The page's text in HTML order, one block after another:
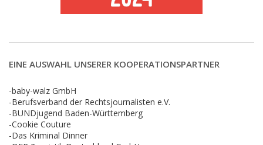
EINE AUSWAHL UNSERER KOOPERATIONSPARTNER
-baby-walz GmbH
-Berufsverband der Rechtsjournalisten e.V.
-BUNDjugend Baden-Württemberg
-Cookie Couture
-Das Kriminal Dinner